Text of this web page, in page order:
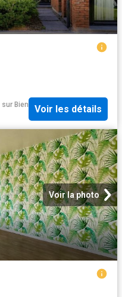
sur Bien
Voir les détails
Voir la photo